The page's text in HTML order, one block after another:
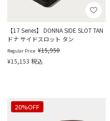
【17 Series】 DONNA SIDE SLOT TAN
ドナ サイドスロット タン
Regular Price ¥15,950
¥15,153 税込
20%OFF